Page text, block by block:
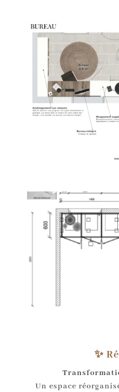
✨
Un espace